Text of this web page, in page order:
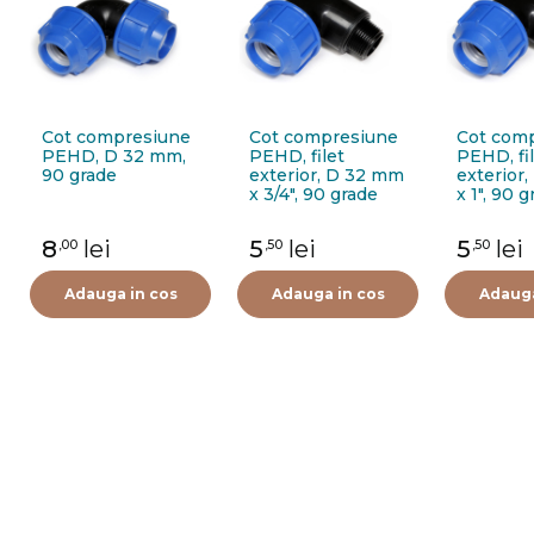
Cot compresiune
PEHD, D 32 mm,
90 grade
8 ,00 lei
Adauga in cos
Cot compresiune
PEHD, filet
exterior, D 32 mm
x 3/4", 90 grade
5 ,50 lei
Adauga in cos
Cot
PEHD,
exterior,
x 1", 90
5 ,50 lei